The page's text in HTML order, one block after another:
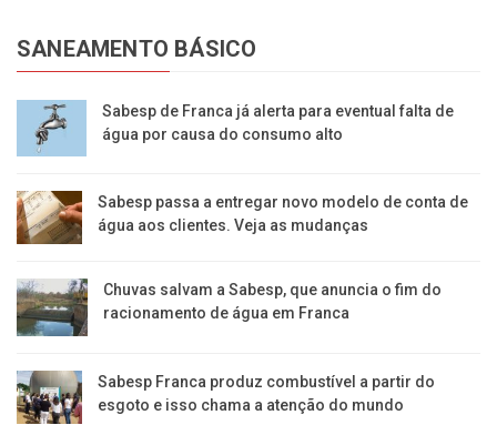
SANEAMENTO BÁSICO
Sabesp de Franca já alerta para eventual falta de
água por causa do consumo alto
Sabesp passa a entregar novo modelo de conta de
água aos clientes. Veja as mudanças
Chuvas salvam a Sabesp, que anuncia o fim do
racionamento de água em Franca
Sabesp Franca produz combustível a partir do
esgoto e isso chama a atenção do mundo